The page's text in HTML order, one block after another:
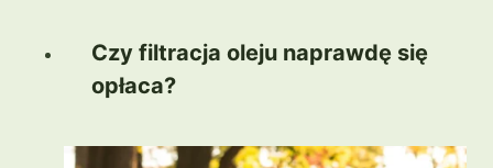
Czy filtracja oleju naprawdę się
opłaca?